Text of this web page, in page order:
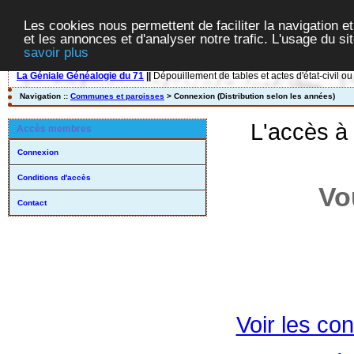
Les cookies nous permettent de faciliter la navigation
et les annonces et d'analyser notre trafic. L'usage du
savoir plus
La Géniale Généalogie du 71 Dépouillement de tables et actes d'état-civil
Navigation :: Communes et paroisses > Connexion (Distribution selon les années)
Accès membres
Connexion
Conditions d'accès
Contact
L'accès
Voir les